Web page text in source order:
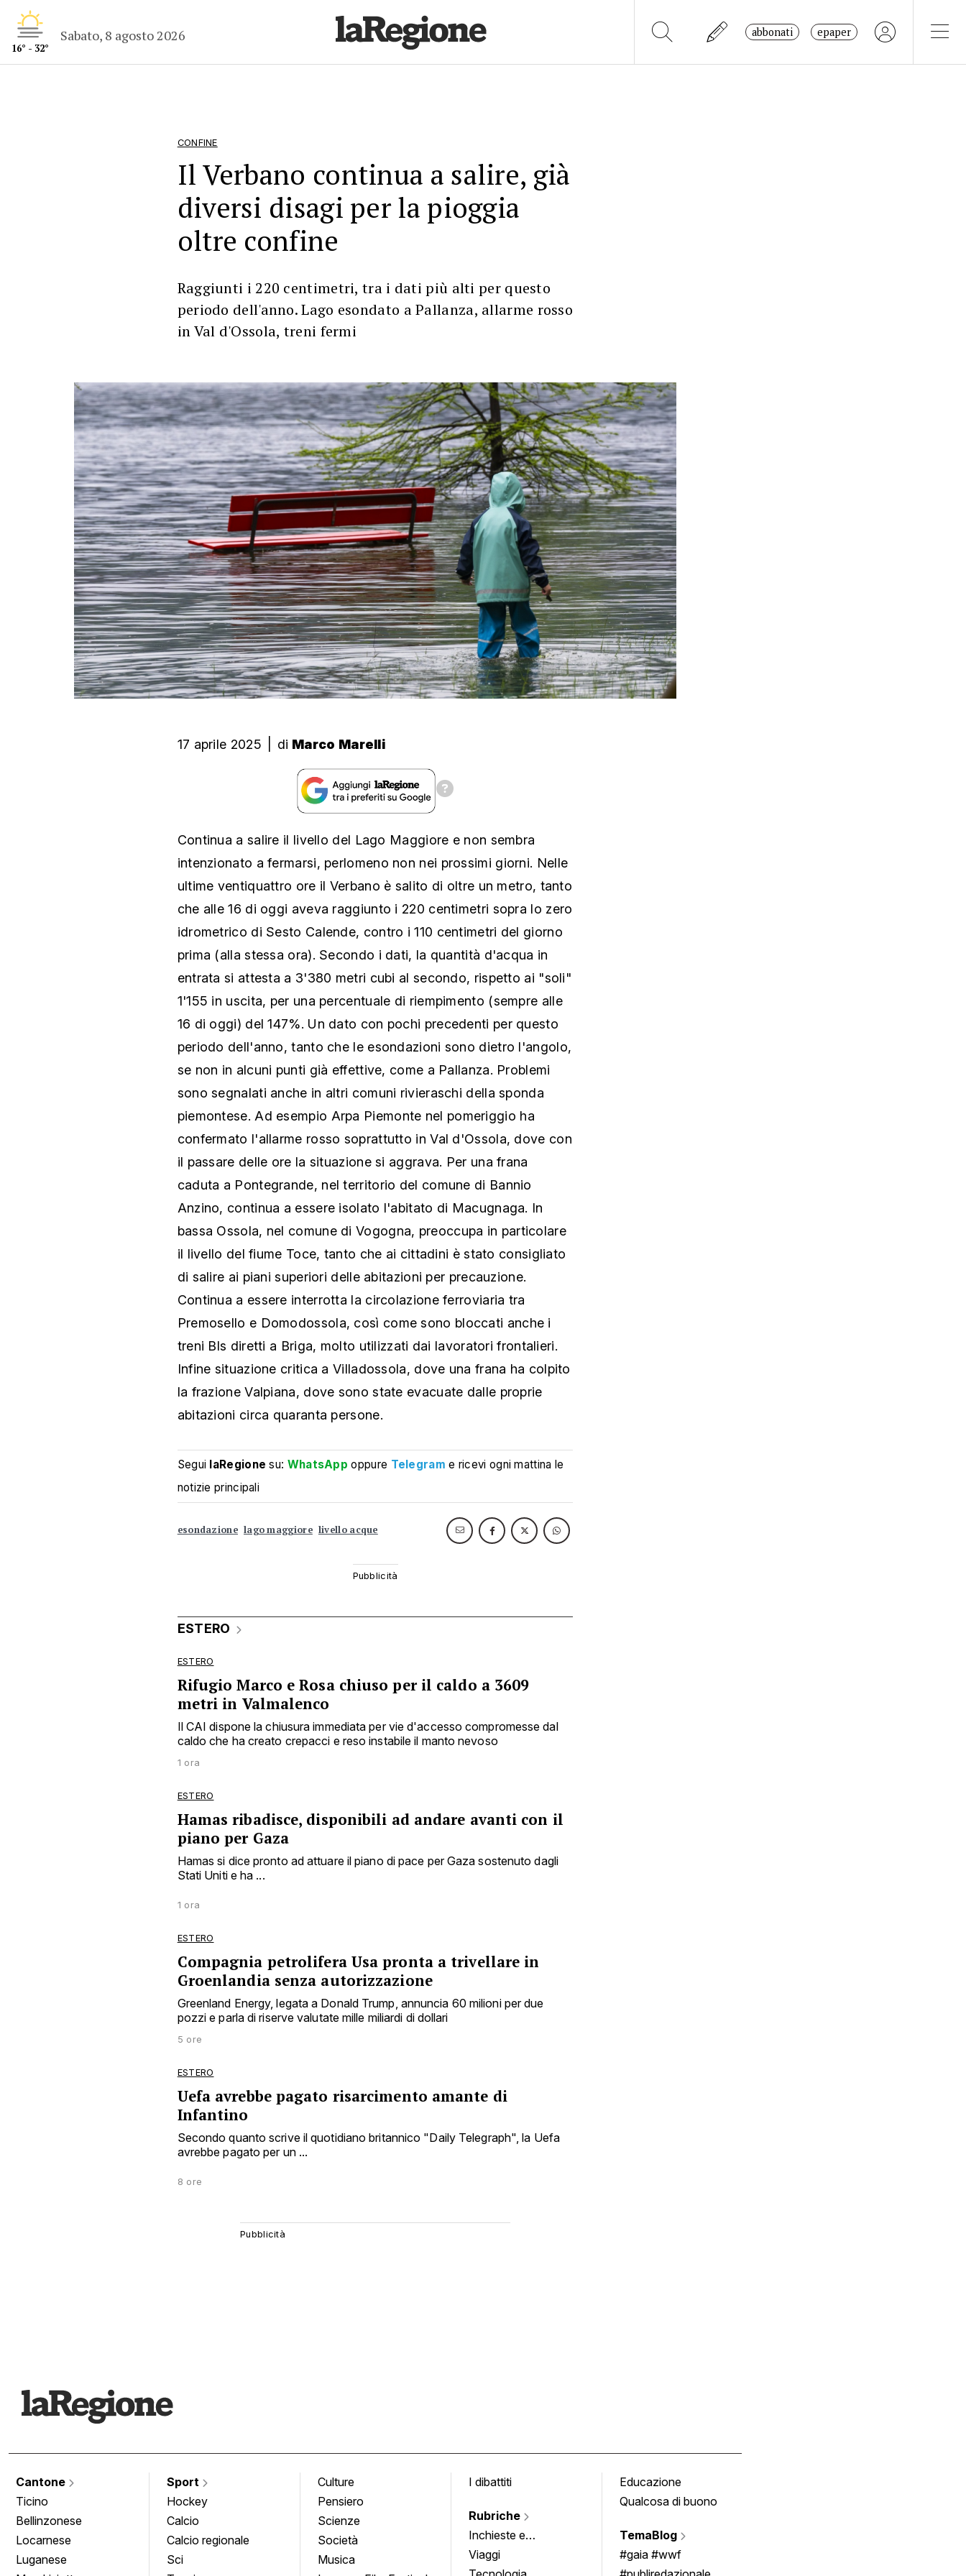
16° - 32°
Sabato, 8 agosto 2026 abbonati epaper
CONFINE
Il Verbano continua a salire, già
diversi disagi per la pioggia
oltre confine
Raggiunti i 220 centimetri, tra i dati più alti per questo
periodo dell'anno. Lago esondato a Pallanza, allarme rosso
in Val d'Ossola, treni fermi
17 aprile 2025 di Marco Marelli
Continua a salire il livello del Lago Maggiore e non sembra
intenzionato a fermarsi, perlomeno non nei prossimi giorni. Nelle
ultime ventiquattro ore il Verbano è salito di oltre un metro, tanto
che alle 16 di oggi aveva raggiunto i 220 centimetri sopra lo zero
idrometrico di Sesto Calende, contro i 110 centimetri del giorno
prima (alla stessa ora). Secondo i dati, la quantità d'acqua in
entrata si attesta a 3'380 metri cubi al secondo, rispetto ai "soli"
1'155 in uscita, per una percentuale di riempimento (sempre alle
16 di oggi) del 147%. Un dato con pochi precedenti per questo
periodo dell'anno, tanto che le esondazioni sono dietro l'angolo,
se non in alcuni punti già effettive, come a Pallanza. Problemi
sono segnalati anche in altri comuni rivieraschi della sponda
piemontese. Ad esempio Arpa Piemonte nel pomeriggio ha
confermato l'allarme rosso soprattutto in Val d'Ossola, dove con
il passare delle ore la situazione si aggrava. Per una frana
caduta a Pontegrande, nel territorio del comune di Bannio
Anzino, continua a essere isolato l'abitato di Macugnaga. In
bassa Ossola, nel comune di Vogogna, preoccupa in particolare
il livello del fiume Toce, tanto che ai cittadini è stato consigliato
di salire ai piani superiori delle abitazioni per precauzione.
Continua a essere interrotta la circolazione ferroviaria tra
Premosello e Domodossola, così come sono bloccati anche i
treni Bls diretti a Briga, molto utilizzati dai lavoratori frontalieri.
Infine situazione critica a Villadossola, dove una frana ha colpito
la frazione Valpiana, dove sono state evacuate dalle proprie
abitazioni circa quaranta persone.
Segui laRegione su: WhatsApp oppure Telegram e ricevi ogni mattina le
notizie principali
esondazione lago maggiore livello acque
ESTERO
ESTERO
Rifugio Marco e Rosa chiuso per il caldo a 3609
metri in Valmalenco
Il CAI dispone la chiusura immediata per vie d'accesso compromesse dal
caldo che ha creato crepacci e reso instabile il manto nevoso
1 ora
ESTERO
Hamas ribadisce, disponibili ad andare avanti con il
piano per Gaza
Hamas si dice pronto ad attuare il piano di pace per Gaza sostenuto dagli
Stati Uniti e ha ...
1 ora
ESTERO
Compagnia petrolifera Usa pronta a trivellare in
Groenlandia senza autorizzazione
Greenland Energy, legata a Donald Trump, annuncia 60 milioni per due
pozzi e parla di riserve valutate mille miliardi di dollari
5 ore
ESTERO
Uefa avrebbe pagato risarcimento amante di
Infantino
Secondo quanto scrive il quotidiano britannico "Daily Telegraph", la Uefa
avrebbe pagato per un ...
8 ore
Cantone
Ticino
Bellinzonese
Locarnese
Luganese
Sport
Hockey
Calcio
Calcio regionale
Sci
Culture
Pensiero
Scienze
Società
Musica
I dibattiti
Rubriche
Inchieste e
approfondimenti
Viaggi
Educazione
Qualcosa di buono
TemaBlog
#gaia #wwf